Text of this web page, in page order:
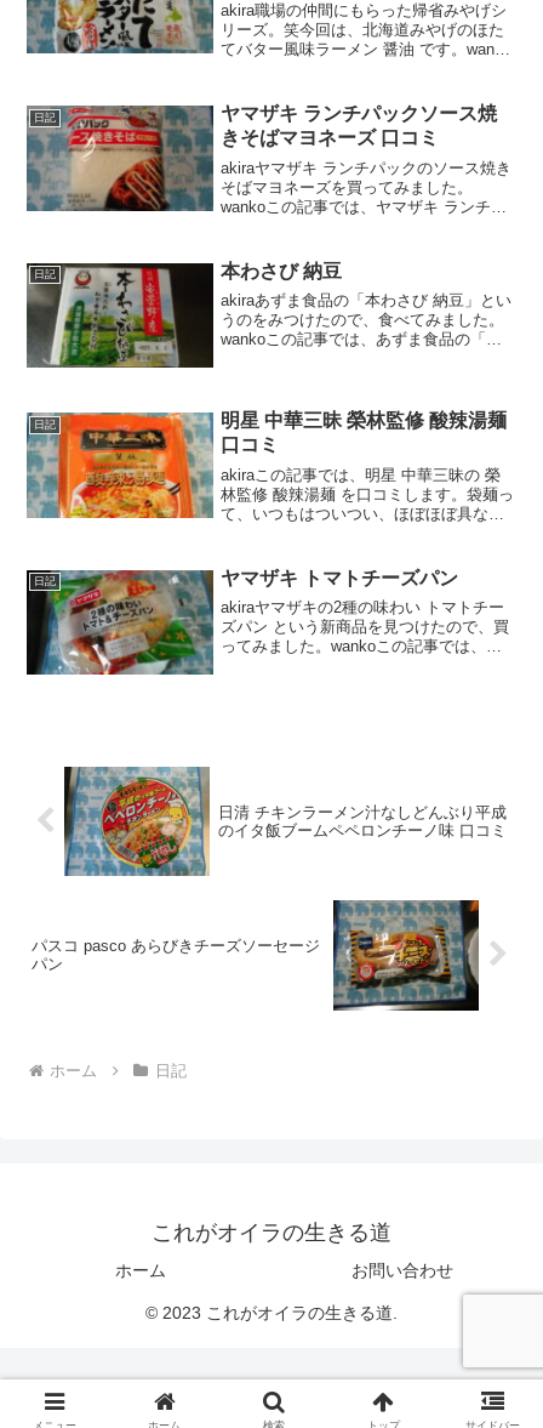
akira職場の仲間にもらった帰省みやげシ
リーズ。笑今回は、北海道みやげのほた
てバター風味ラーメン 醤油 です。wanko
ーなどを紹介するよ！北海道 ほたてバタ
ー風...
日記
ヤマザキ ランチパックソース焼
きそばマヨネーズ 口コミ
akiraヤマザキ ランチパックのソース焼き
そばマヨネーズを買ってみました。
wankoこの記事では、ヤマザキ ランチパ
介するよ！お買い得アイテムが大集合！
買うならやっぱ...
日記 本わさび 納豆
akiraあずま食品の「本わさび 納豆」とい
うのをみつけたので、食べてみました。
wankoこの記事では、あずま食品の「本
楽天市場本...
日記
明星 中華三昧 榮林監修 酸辣湯麺
口コミ
akiraこの記事では、明星 中華三昧の 榮
林監修 酸辣湯麺 を口コミします。袋麺っ
て、いつもはついつい、ほぼほぼ具なし
のですよ♪wankoこの記事では、明星 中華
三昧...
日記 ヤマザキ トマトチーズパン
akiraヤマザキの2種の味わい トマトチー
ズパン という新商品を見つけたので、買
ってみました。wankoこの記事では、ヤ
日清 チキンラーメン汁なしどんぶり平成
のイタ飯ブームペペロンチーノ味 口コミ
パスコ pasco あらびきチーズソーセージ
パン
ホーム 日記
これがオイラの生きる道
ホーム お問い合わせ
© 2023 これがオイラの生きる道.
メニュー ホーム 検索 トップ サイドバー